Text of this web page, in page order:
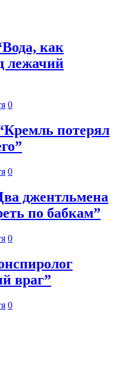
как
лежачий
0
потерял
0
джентльмена
по бабкам”
0
враг”
0